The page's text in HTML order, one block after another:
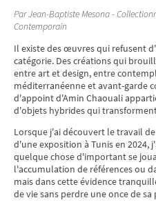
Par Jean-Baptiste Mesona -
Contemporain
Il existe des œuvres qui refusent
catégorie. Des créations qui
entre art et design, entre
méditerranéenne et avant-garde
d'appoint d'Amin Chaouali
d'objets hybrides qui
Lorsque j'ai découvert le travail
d'une exposition à Tunis en
quelque chose d'important se
l'accumulation de références ou
mais dans cette évidence
de vie sans perdre une once de